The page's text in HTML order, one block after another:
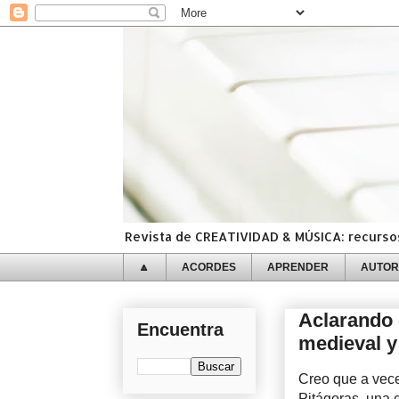
Revista de CREATIVIDAD & MÚSICA:
🔼 ACORDES APRENDER AUTOR
Aclarando
medieval
Creo que a
Encuentra